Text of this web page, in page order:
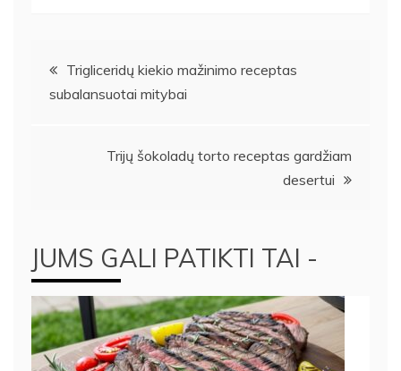
Navigacija
tarp
Trigliceridų kiekio mažinimo receptas
subalansuotai mitybai
Trijų šokoladų torto receptas gardžiam
desertui
JUMS GALI PATIKTI TAI -